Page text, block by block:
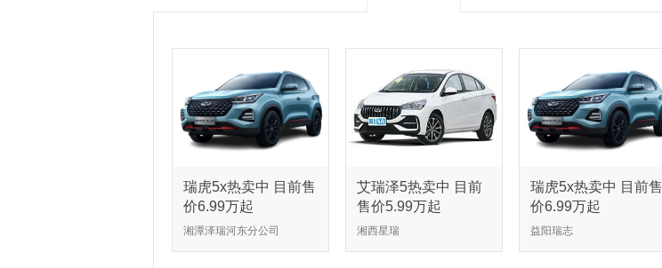
瑞虎5x热卖中 目前售
价6.99万起
湘潭泽瑞河东分公司
艾瑞泽5热卖中 目前
售价5.99万起
湘西星瑞
瑞虎5x热卖中 目前售
价6.99万起
益阳瑞志